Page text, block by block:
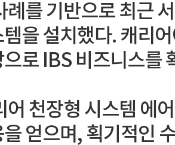
례를 기반으로 최근
을 설치했다. 캐리
로 IBS 비즈니스를
어 천장형 시스템 에
얻으며, 획기적인